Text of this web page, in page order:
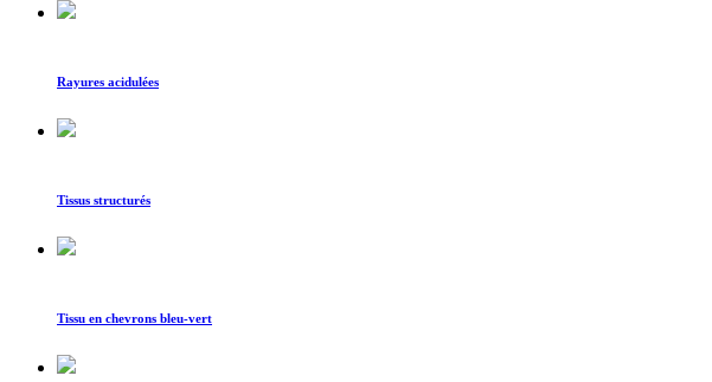
Rayures acidulées
Tissus structurés
Tissu en chevrons bleu-vert